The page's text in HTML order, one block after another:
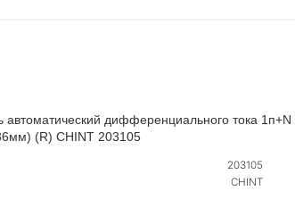
автоматический дифференциального тока
(R) CHINT 203105
203105
CHINT